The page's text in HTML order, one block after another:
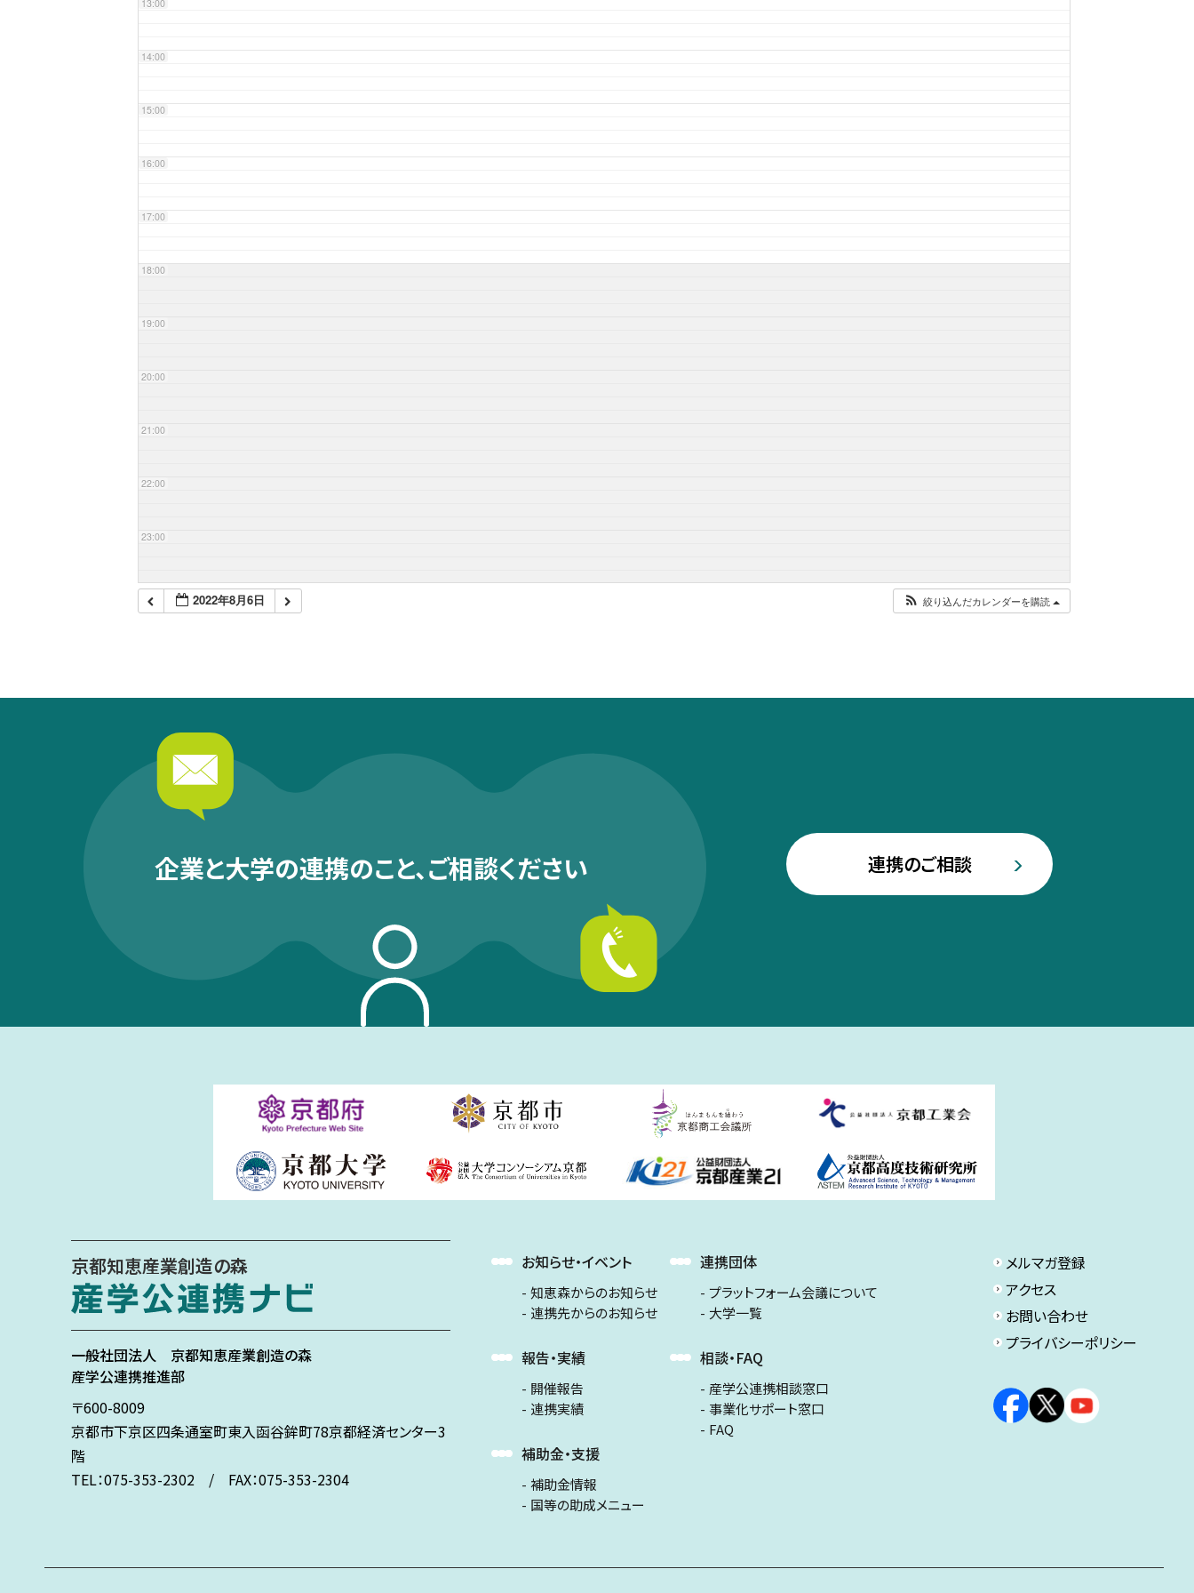
13:00
14:00
15:00
16:00
17:00
18:00
19:00
20:00
21:00
22:00
23:00
2022年8月6日 絞り込んだカレンダーを購読
企業と大学の連携のこと、ご相談ください 連携のご相談
京都知恵産業創造の森
一般社団法人 京都知恵産業創造の森
産学公連携推進部
〒600-8009
京都市下京区四条通室町東入函谷鉾町78京都経済センター3
階
TEL：075-353-2302 / FAX：075-353-2304
お知らせ・イベント
知恵森からのお知らせ
連携先からのお知らせ
報告・実績
開催報告
連携実績
補助金・支援
補助金情報
国等の助成メニュー
連携団体
プラットフォーム会議について
大学一覧
相談・FAQ
産学公連携相談窓口
事業化サポート窓口
FAQ
メルマガ登録
アクセス
お問い合わせ
プライバシーポリシー